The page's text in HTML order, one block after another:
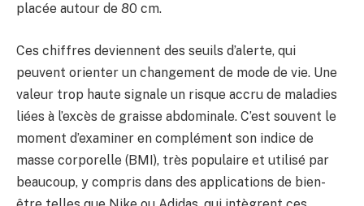
placée autour de 80 cm.
Ces chiffres deviennent des seuils d’alerte, qui
peuvent orienter un changement de mode de vie. Une
valeur trop haute signale un risque accru de maladies
liées à l’excès de graisse abdominale. C’est souvent le
moment d’examiner en complément son indice de
masse corporelle (BMI), très populaire et utilisé par
beaucoup, y compris dans des applications de bien-